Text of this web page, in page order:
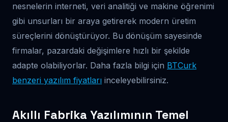
nesnelerin interneti, veri analitiği ve makine öğrenimi
gibi unsurları bir araya getirerek modern üretim
süreçlerini dönüştürüyor. Bu dönüşüm sayesinde
firmalar, pazardaki değişimlere hızlı bir şekilde
adapte olabiliyorlar. Daha fazla bilgi için BTCurk
benzeri yazılım fiyatları inceleyebilirsiniz.
Akıllı Fabrika Yazılımının Temel